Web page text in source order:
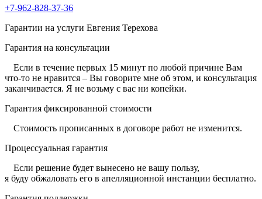
+7-962-828-37-36
Гарантии на услуги Евгения Терехова
Гарантия на консультации
Если в течение первых 15 минут по любой причине Вам
что-то не нравится – Вы говорите мне об этом, и консультация
заканчивается. Я не возьму с вас ни копейки.
Гарантия фиксированной стоимости
Стоимость прописанных в договоре работ не изменится.
Процессуальная гарантия
Если решение будет вынесено не вашу пользу,
я буду обжаловать его в апелляционной инстанции бесплатно.